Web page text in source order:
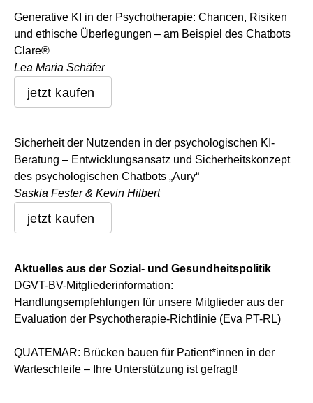
Generative KI in der Psychotherapie: Chancen, Risiken
und ethische Überlegungen – am Beispiel des Chatbots
Clare®
Lea Maria Schäfer
jetzt kaufen
Sicherheit der Nutzenden in der psychologischen KI-
Beratung – Entwicklungsansatz und Sicherheitskonzept
des psychologischen Chatbots „Aury“
Saskia Fester & Kevin Hilbert
jetzt kaufen
Aktuelles aus der Sozial- und Gesundheitspolitik
DGVT-BV-Mitgliederinformation:
Handlungsempfehlungen für unsere Mitglieder aus der
Evaluation der Psychotherapie-Richtlinie (Eva PT-RL)
QUATEMAR: Brücken bauen für Patient*innen in der
Warteschleife – Ihre Unterstützung ist gefragt!